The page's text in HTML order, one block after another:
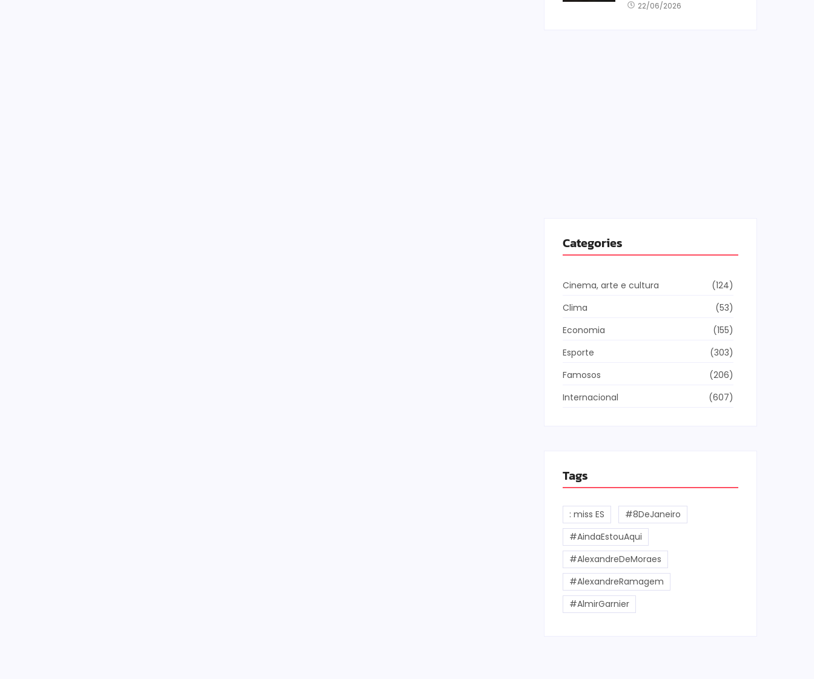
22/06/2026
Categories
Cinema, arte e cultura
(124)
Clima
(53)
Economia
(155)
Esporte
(303)
Famosos
(206)
Internacional
(607)
Tags
: miss ES
#8DeJaneiro
#AindaEstouAqui
#AlexandreDeMoraes
#AlexandreRamagem
#AlmirGarnier